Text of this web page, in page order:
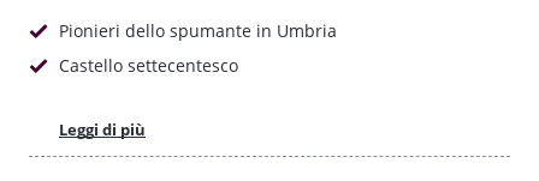
Pionieri dello spumante in Umbria
Castello settecentesco
Leggi di più